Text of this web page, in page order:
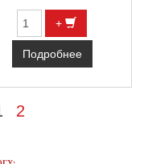
+
Подробнее
2